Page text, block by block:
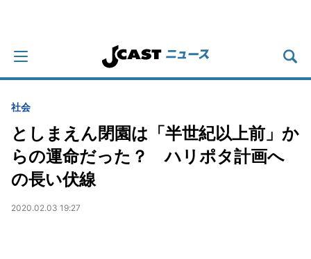
社会
としまえん閉園は「半世紀以上前」か
らの運命だった？ ハリポタ計画へ
の長い伏線
2020.02.03 19:27